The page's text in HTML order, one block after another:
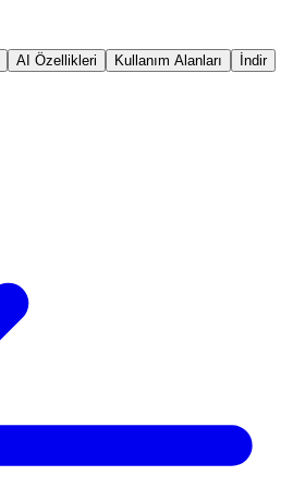
AI Özellikleri Kullanım Alanları İndir